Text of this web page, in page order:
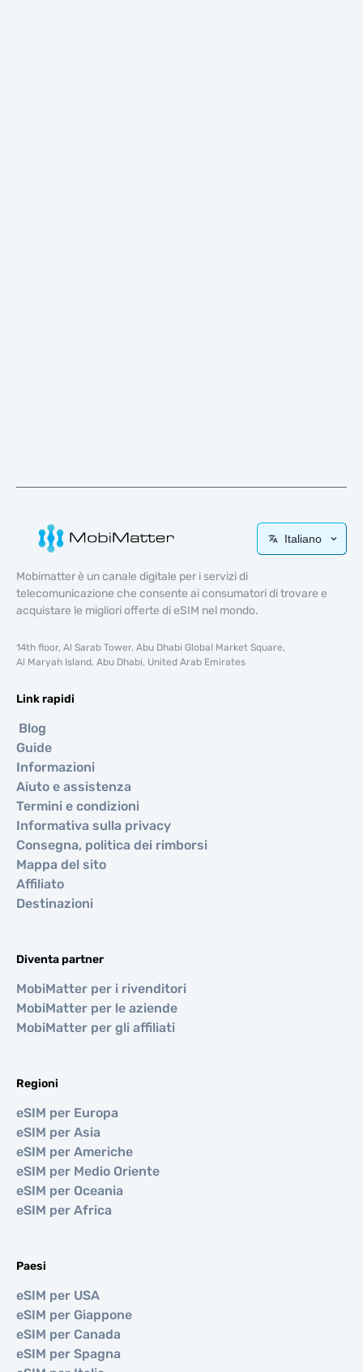
Italiano
Mobimatter è un canale digitale per i servizi di
telecomunicazione che consente ai consumatori di trovare e
acquistare le migliori offerte di eSIM nel mondo.
14th floor, Al Sarab Tower, Abu Dhabi Global Market Square,
Al Maryah Island, Abu Dhabi, United Arab Emirates
Link rapidi
Blog
Guide
Informazioni
Aiuto e assistenza
Termini e condizioni
Informativa sulla privacy
Consegna, politica dei rimborsi
Mappa del sito
Affiliato
Destinazioni
Diventa partner
MobiMatter per i rivenditori
MobiMatter per le aziende
MobiMatter per gli affiliati
Regioni
eSIM per Europa
eSIM per Asia
eSIM per Americhe
eSIM per Medio Oriente
eSIM per Oceania
eSIM per Africa
Paesi
eSIM per USA
eSIM per Giappone
eSIM per Canada
eSIM per Spagna